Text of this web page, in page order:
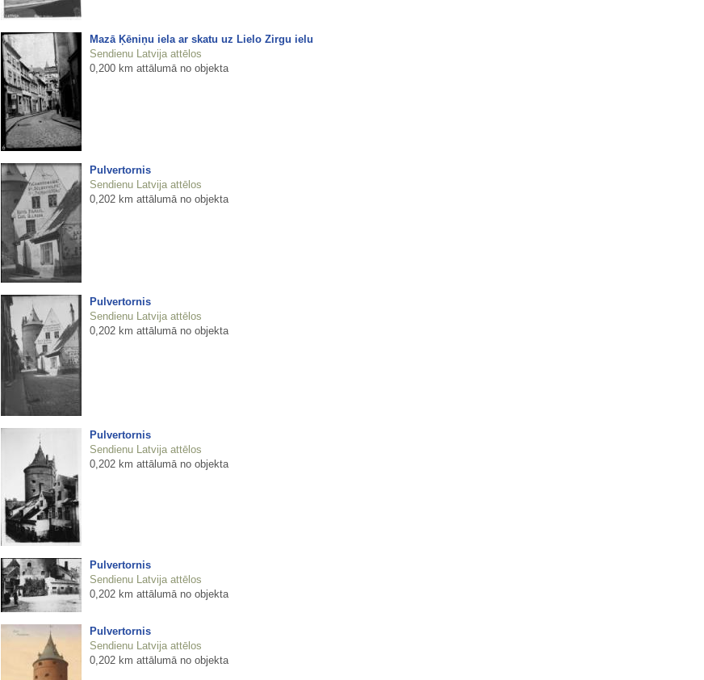
Mazā Ķēniņu iela ar skatu uz Lielo Zirgu ielu
Sendienu Latvija attēlos
0,200 km attālumā no objekta
Pulvertornis
Sendienu Latvija attēlos
0,202 km attālumā no objekta
Pulvertornis
Sendienu Latvija attēlos
0,202 km attālumā no objekta
Pulvertornis
Sendienu Latvija attēlos
0,202 km attālumā no objekta
Pulvertornis
Sendienu Latvija attēlos
0,202 km attālumā no objekta
Pulvertornis
Sendienu Latvija attēlos
0,202 km attālumā no objekta